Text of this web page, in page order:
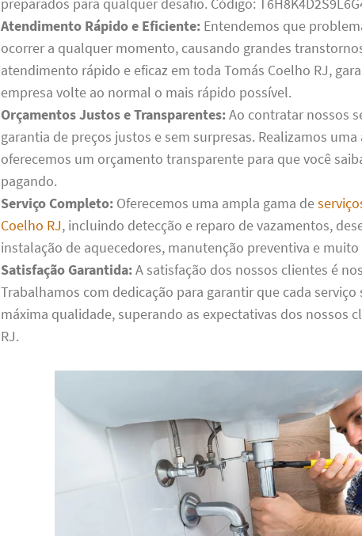
preparados para qualquer desafio. Código:
Atendimento Rápido e Eficiente:Entendemos que
ocorrer a qualquer momento, causando grandes
atendimento rápido e eficaz em toda Tomás Coelho RJ,
empresa volte ao normal o mais rápido possível.
Orçamentos Justos e Transparentes:Ao contratar nossos
garantia de preços justos e sem surpresas. Realizamos
oferecemos um orçamento transparente para que você
pagando.
Serviço Completo:Oferecemos uma ampla gama de
Coelho RJ, incluindo detecção e reparo de vazamentos,
instalação de aquecedores, manutenção preventiva e muito
Satisfação Garantida:A satisfação dos nossos clientes é
Trabalhamos com dedicação para garantir que cada serviço
máxima qualidade, superando as expectativas dos nossos
RJ.